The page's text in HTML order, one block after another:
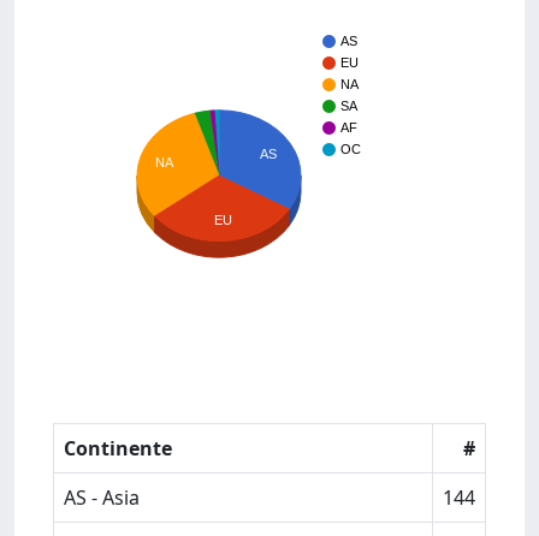
AS
EU
NA
SA
AF
OC
AS
NA
EU
Continente
#
AS - Asia
144